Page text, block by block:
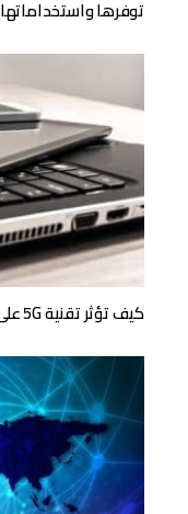
توفرها واستخداماتها
كيف تؤثر تقنية 5G على سرعة الإنترنت في الهواتف الذكية